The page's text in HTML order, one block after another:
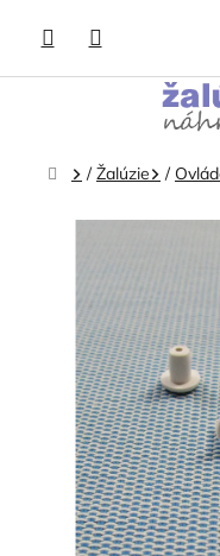
obsah
Domov
/ Žalúzie /